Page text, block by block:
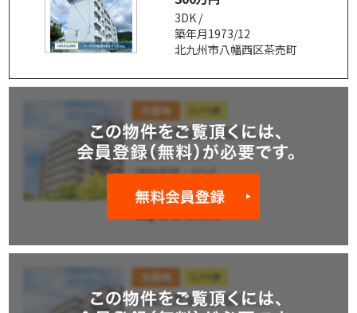
3DK /
築年月1973/12
北九州市八幡西区茶売町